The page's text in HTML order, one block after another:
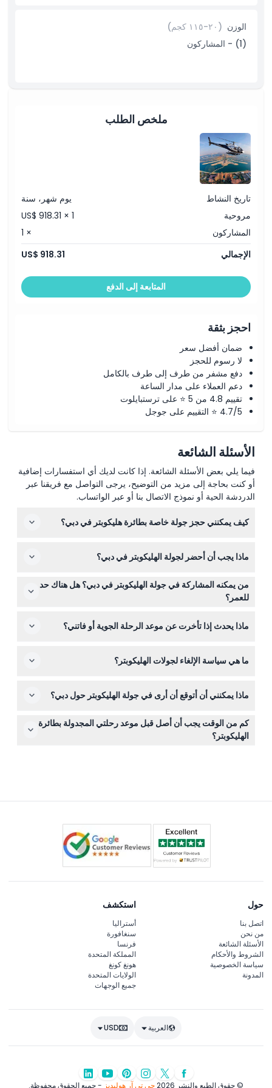
قناة دبي
خور دبي
الموقع التراثي
الوزن (٢٠-١١٥ كجم)
(1) - المشاركون
ملخص الطلب
تاريخ النشاط
يوم شهر، سنة
مروحية
US$ 918.31 × 1
المشاركون
× 1
الإجمالي
US$ 918.31
المتابعة إلى الدفع
احجز بثقة
ضمان أفضل سعر
لا رسوم للحجز
دفع مشفر من طرف إلى طرف بالكامل
دعم العملاء على مدار الساعة
تقييم 4.8 من 5 ⭐ على ترستبايلوت
4.7/5 ⭐ التقييم على جوجل
الأسئلة الشائعة
فيما يلي بعض الأسئلة الشائعة. إذا كانت لديك أي استفسارات إضافية
أو كنت بحاجة إلى مزيد من التوضيح، يرجى التواصل مع فريقنا عبر
الدردشة الحية أو نموذج الاتصال بنا أو عبر الواتساب.
كيف يمكنني حجز جولة خاصة بطائرة هليكوبتر في دبي؟
هنا على موقعنا عن طريق اختيار حزمة الجولة المفضلة لديك
ماذا يجب أن أحضر لجولة الهليكوبتر في دبي؟
تأكد من إحضار بطاقة هوية صالحة مثل جواز السفر أو رخصة
القيادة لتسجيل الوصول، والوصول قبل 45 دقيقة على الأقل
لتلقي إحاطة السلامة والوزن.
من يمكنه المشاركة في جولة الهليكوبتر في دبي؟ هل هناك حد
للعمر؟
فوق، مما يجعلها تجربة رائعة للعائلات والمسافرين من جميع
ماذا يحدث إذا تأخرت عن موعد الرحلة الجوية أو فاتني؟
لن يتم استرداد المبلغ أو إعادة جدولة الرحلة، لذا خطط للوصول
ما هي سياسة الإلغاء لجولات الهليكوبتر؟
رسوم (باستثناء أي رسوم بنكية)؛ أما الإلغاءات خلال 48 ساعة
يتم تحميل 100٪ من الرسوم.
ماذا يمكنني أن أتوقع أن أرى في جولة الهليكوبتر حول دبي؟
اعتماداً على الجولة التي تختارها، سترى معالم مميزة مثل برج
خليفة، برج العرب، نخلة جميرا، ميناء راشد، والمزيد من الأجزاء
المذهلة لأفق دبي.
كم من الوقت يجب أن أصل قبل موعد رحلتي المجدولة بطائرة
الهليكوبتر؟
حول
اتصل بنا
من نحن
الأسئلة الشائعة
الشروط والأحكام
سياسة الخصوصية
المدونة
استكشف
أستراليا
سنغافورة
فرنسا
المملكة المتحدة
هونغ كونغ
الولايات المتحدة
جميع الوجهات
العربية USD
© حقوق الطبع والنشر 2026 جي تي آر هوليديز - جميع الحقوق محفوظة.